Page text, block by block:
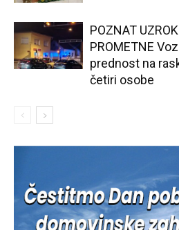
POZNAT
PROMETNE
prednost na
četiri osobe